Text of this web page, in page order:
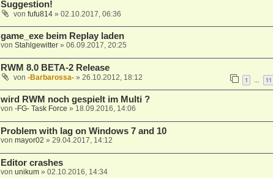
Suggestion!
von fufu814» 02.10.2017, 06:36
game_exe beim Replay laden
von Stahlgewitter» 06.09.2017, 20:25
RWM 8.0 BETA-2 Release
von -Barbarossa-» 26.10.2012, 18:12 1 … 11
wird RWM noch gespielt im Multi ?
von -FG- Task Force » 18.09.2016, 14:06
Problem with lag on Windows 7 and 10
von mayor02 » 29.04.2017, 14:12
Editor crashes
von unikum» 02.10.2016, 14:34